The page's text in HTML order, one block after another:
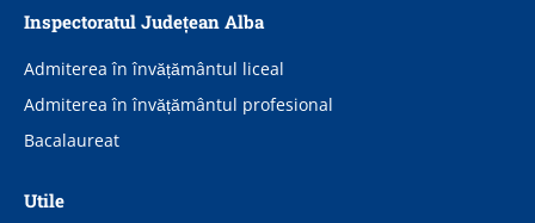
Inspectoratul Județean Alba
Admiterea în învățământul liceal
Admiterea în învățământul profesional
Bacalaureat
Utile